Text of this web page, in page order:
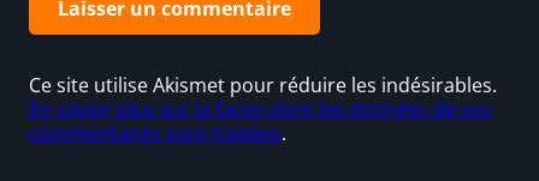
Ce site utilise Akismet pour réduire les indésirables.
En savoir plus sur la façon dont les données de vos
commentaires sont traitées.